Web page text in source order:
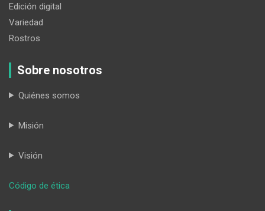
Edición digital
Variedad
Rostros
Sobre nosotros
Quiénes somos
Misión
Visión
Código de ética